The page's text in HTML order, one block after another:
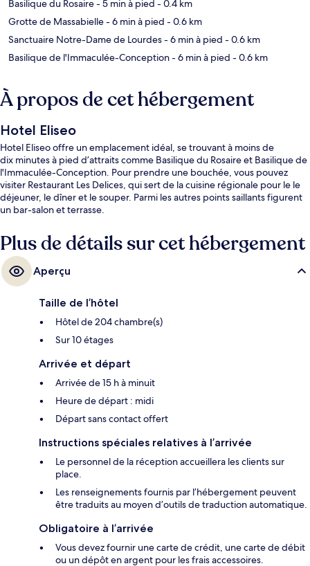
Basilique du Rosaire- 5 min à pied - 0.4 km
Grotte de Massabielle- 6 min à pied - 0.6 km
Sanctuaire Notre-Dame de Lourdes- 6 min à pied - 0.6 km
Basilique de l'Immaculée-Conception- 6 min à pied - 0.6 km
À propos de cet hébergement
Hotel Eliseo
Hotel Eliseo offre un emplacement idéal, se trouvant à moins de
dix minutes à pied d’attraits comme Basilique du Rosaire et Basilique de
l'Immaculée-Conception. Pour prendre une bouchée, vous pouvez
visiter Restaurant Les Delices, qui sert de la cuisine régionale pour le le
déjeuner, le dîner et le souper. Parmi les autres points saillants figurent
un bar-salon et terrasse.
Plus de détails sur cet hébergement
Aperçu
Taille de l’hôtel
Hôtel de 204 chambre(s)
Sur 10 étages
Arrivée et départ
Arrivée de 15 h à minuit
Heure de départ : midi
Départ sans contact offert
Instructions spéciales relatives à l’arrivée
Le personnel de la réception accueillera les clients sur
place.
Les renseignements fournis par l’hébergement peuvent
être traduits au moyen d’outils de traduction automatique.
Obligatoire à l’arrivée
Vous devez fournir une carte de crédit, une carte de débit
ou un dépôt en argent pour les frais accessoires.